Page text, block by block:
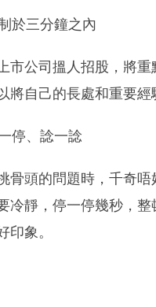
於三分鐘之內
市公司搵人招股，將
將自己的長處和重要
停、諗一諗
骨頭的問題時，千奇
冷靜，停一停幾秒，
印象。